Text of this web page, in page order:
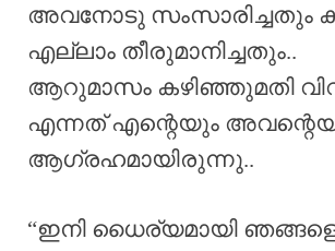
അവനോടു സംസാരിച്ചതും
എല്ലാം തീരുമാനിച്ചതും..
ആറുമാസം കഴിഞ്ഞുമതി
എന്നത് എന്റെയും
ആഗ്രഹമായിരുന്നു..
“ഇനി ധൈര്യമായി